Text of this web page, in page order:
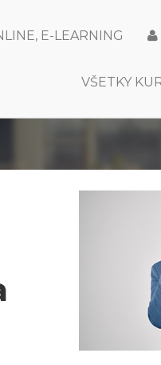
E-LEARNING
VŠETKY